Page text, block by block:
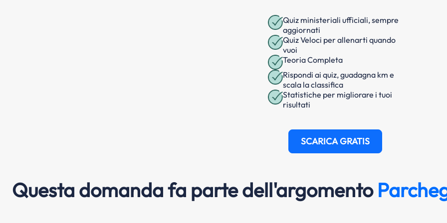
Quiz ministeriali ufficiali, sempre
aggiornati
Quiz Veloci per allenarti quando
vuoi
Teoria Completa
Rispondi ai quiz, guadagna km e
scala la classifica
Statistiche per migliorare i tuoi
risultati
SCARICA GRATIS
Questa domanda fa parte dell'argomento